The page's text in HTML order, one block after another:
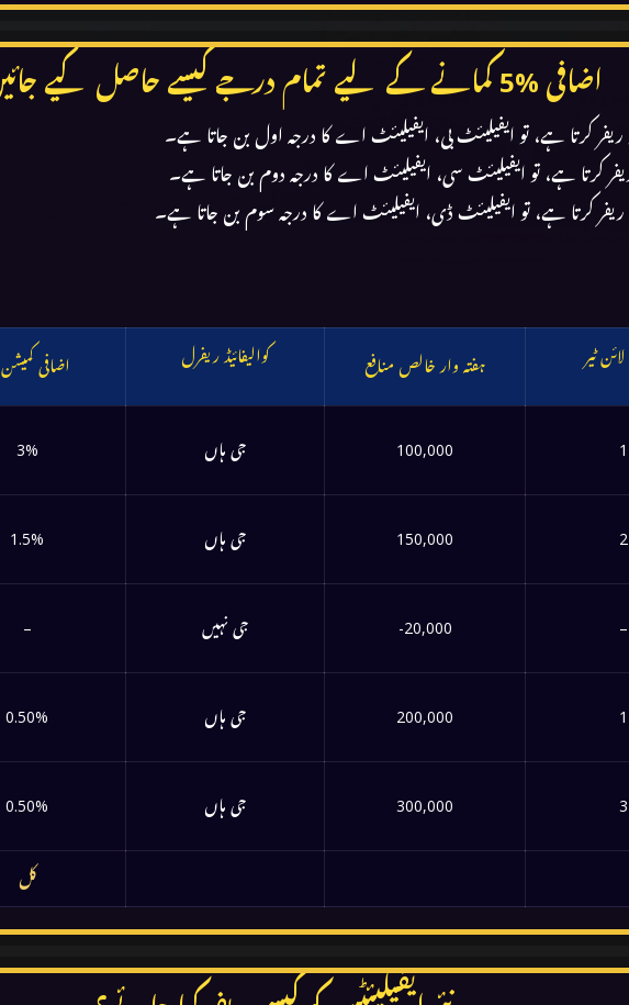
اضافی %5 کمانے کے لیے تمام درجے کیسے حاصل کیے جائیں؟
کرتا ہے، تو ایفیلیئٹ بی، ایفیلیئٹ اے کا درجہ اول بن جاتا ہے۔
کرتا ہے، تو ایفیلیئٹ سی، ایفیلیئٹ اے کا درجہ دوم بن جاتا ہے۔
کرتا ہے، تو ایفیلیئٹ ڈی، ایفیلیئٹ اے کا درجہ سوم بن جاتا ہے۔
% اضافی کمیشن کوالیفائیڈ ریفرل ہفتہ وار خالص منافع ٹیر
3% جی ہاں 100,000 1
1.5% جی ہاں 150,000 2
– جی نہیں -20,000 –
0.50% جی ہاں 200,000 1
0.50% جی ہاں 300,000 3
کل